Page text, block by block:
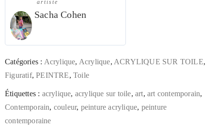
artiste
Sacha Cohen
Catégories : Acrylique, Acrylique, ACRYLIQUE SUR TOILE,
Figuratif,PEINTRE,Toile
Étiquettes : acrylique, acrylique sur toile,art,art contemporain,
Contemporain, couleur, peinture acrylique, peinture
contemporaine